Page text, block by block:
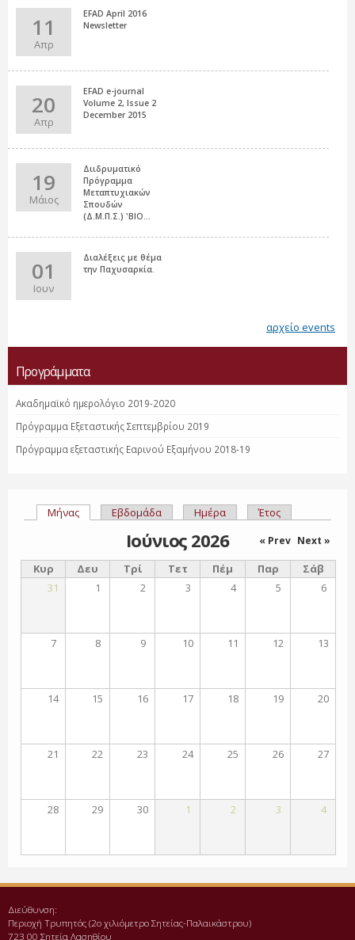
11
Απρ
EFAD April 2016
Newsletter
20
Απρ
EFAD e-journal
Volume 2, Issue 2
December 2015
19
Μάιος
Διιδρυματικό
Πρόγραμμα
Μεταπτυχιακών
Σπουδών
(Δ.Μ.Π.Σ.) 'ΒΙΟ...
01
Ιουν
Διαλέξεις με θέμα
την Παχυσαρκία.
αρχείο events
Προγράμματα
Ακαδημαϊκό ημερολόγιο 2019-2020
Πρόγραμμα Εξεταστικής Σεπτεμβρίου 2019
Πρόγραμμα εξεταστικής Εαρινού Εξαμήνου 2018-19
Πρωτεύουσες καρτέλες
Μήνας(ενεργή καρτέλα)
Εβδομάδα Ημέρα Έτος
Ιούνιος 2026 « Prev Next »
Κυρ Δευ Τρί Τετ Πέμ Παρ
Σάβ
31
1 2 3 4 5 6
7 8 9 10 11 12 13
14 15 16 17 18 19 20
21 22 23 24 25 26 27
28 29 30 1 2 3 4
Διεύθυνση:
Περιοχή Τρυπητός (2o χιλιόμετρο Σητείας-Παλαικάστρου)
723 00 Σητεία Λασηθίου